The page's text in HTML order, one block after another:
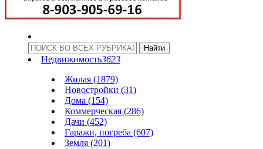
Недвижимость3623
Жилая (1879)
Новостройки (31)
Дома (154)
Коммерческая (286)
Дачи (452)
Гаражи, погреба (607)
Земля (201)